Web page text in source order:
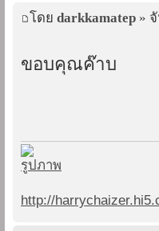
โดย darkkamatep »
ขอบคุณค๊าบ
http://